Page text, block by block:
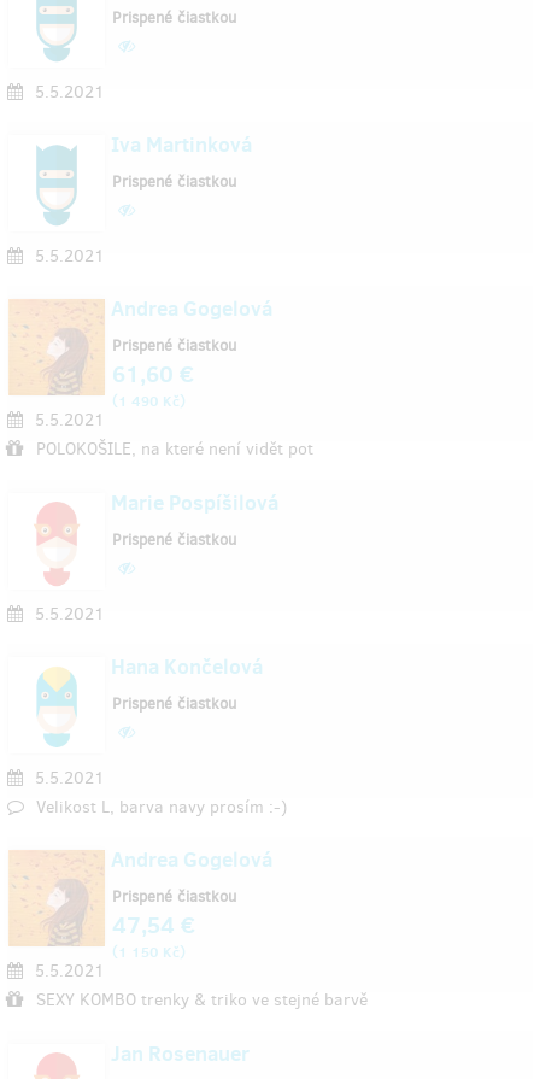
5.5.2021
Prispené čiastkou
Iva Martinková
5.5.2021
Prispené čiastkou
Andrea Gogelová
5.5.2021
POLOKOŠILE, na které není vidět pot
Prispené čiastkou
61,60 €
(1 490 Kč)
Marie Pospíšilová
5.5.2021
Prispené čiastkou
Hana Končelová
5.5.2021
Velikost L, barva navy prosím :-)
Prispené čiastkou
Andrea Gogelová
5.5.2021
SEXY KOMBO trenky & triko ve stejné barvě
Prispené čiastkou
47,54 €
(1 150 Kč)
Jan Rosenauer